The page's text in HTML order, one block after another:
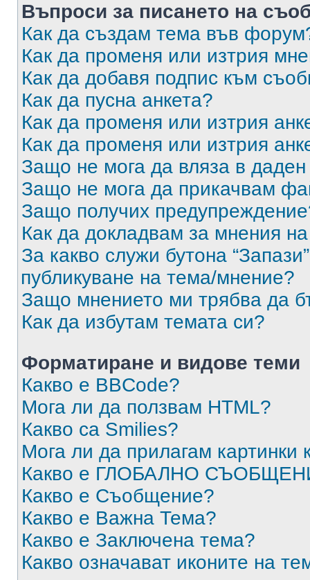
Въпроси за писането на
Как да създам тема във
Как да променя или изтрия
Как да добавя подпис към
Как да пусна анкета?
Как да променя или изтрия
Как да променя или изтрия
Защо не мога да вляза в
Защо не мога да прикачвам
Защо получих
Как да докладвам за мнения
За какво служи бутона
публикуване на тема/мнение?
Защо мнението ми трябва да
Как да избутам темата си?
Форматиране и видове теми
Какво е BBCode?
Мога ли да ползвам HTML?
Какво са Smilies?
Мога ли да прилагам
Какво е ГЛОБАЛНО
Какво е Съобщение?
Какво е Важна Тема?
Какво е Заключена тема?
Какво означават иконите на